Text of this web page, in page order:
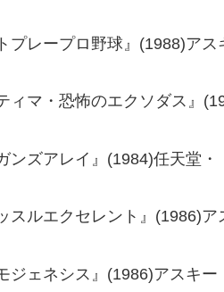
プレープロ野球』(1988)ア
ィマ・恐怖のエクソダス』
ンズアレイ』(1984)任天堂
スルエクセレント』(1986)
ジェネシス』(1986)アスキ